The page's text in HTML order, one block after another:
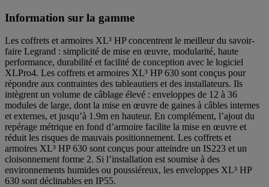
Information sur la gamme
Les coffrets et armoires XL³ HP concentrent le meilleur du savoir-
faire Legrand : simplicité de mise en œuvre, modularité, haute
performance, durabilité et facilité de conception avec le logiciel
XLPro4. Les coffrets et armoires XL³ HP 630 sont conçus pour
répondre aux contraintes des tableautiers et des installateurs. Ils
intègrent un volume de câblage élevé : enveloppes de 12 à 36
modules de large, dont la mise en œuvre de gaines à câbles internes
et externes, et jusqu’à 1.9m en hauteur. En complément, l’ajout du
repérage métrique en fond d’armoire facilite la mise en œuvre et
réduit les risques de mauvais positionnement. Les coffrets et
armoires XL³ HP 630 sont conçus pour atteindre un IS223 et un
cloisonnement forme 2. Si l’installation est soumise à des
environnements humides ou poussiéreux, les enveloppes XL³ HP
630 sont déclinables en IP55.